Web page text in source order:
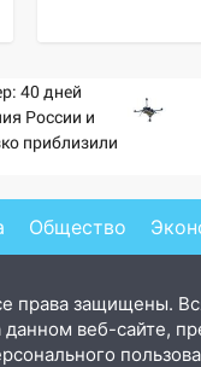
40 дней
России и
приблизили
Общество
права защищены.
данном веб-сайте,